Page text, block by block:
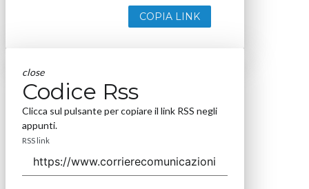
COPIA LINK
close
Codice Rss
Clicca sul pulsante per copiare il link RSS negli
appunti.
RSS link